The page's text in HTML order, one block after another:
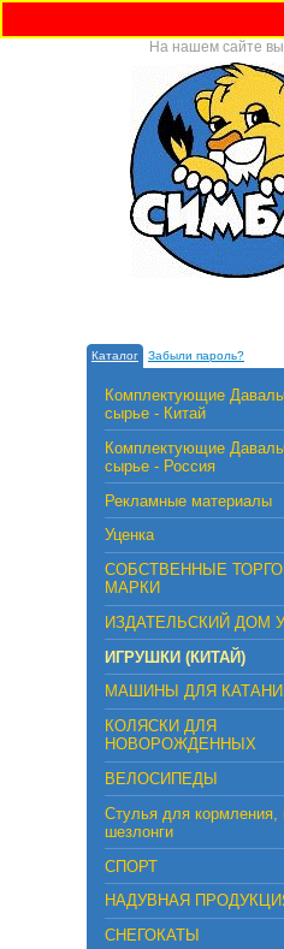
На нашем сайте
Каталог Забыли пароль?
Комплектующие
сырье - Китай
Комплектующие
сырье - Россия
Рекламные материалы
Уценка
СОБСТВЕННЫЕ
МАРКИ
ИЗДАТЕЛЬСКИЙ ДОМ
ИГРУШКИ (КИТАЙ)
МАШИНЫ ДЛЯ
КОЛЯСКИ ДЛЯ
НОВОРОЖДЕННЫХ
ВЕЛОСИПЕДЫ
Стулья для кормления,
шезлонги
СПОРТ
НАДУВНАЯ
СНЕГОКАТЫ